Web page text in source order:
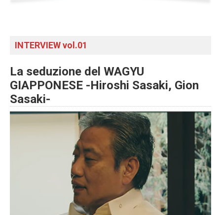
INTERVIEW vol.01
La seduzione del WAGYU
GIAPPONESE -Hiroshi Sasaki, Gion
Sasaki-